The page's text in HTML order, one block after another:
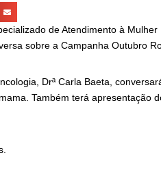
de Atendimento à Mulher
sobre a Campanha Outubro
Drª Carla Baeta,
Também terá apresentação